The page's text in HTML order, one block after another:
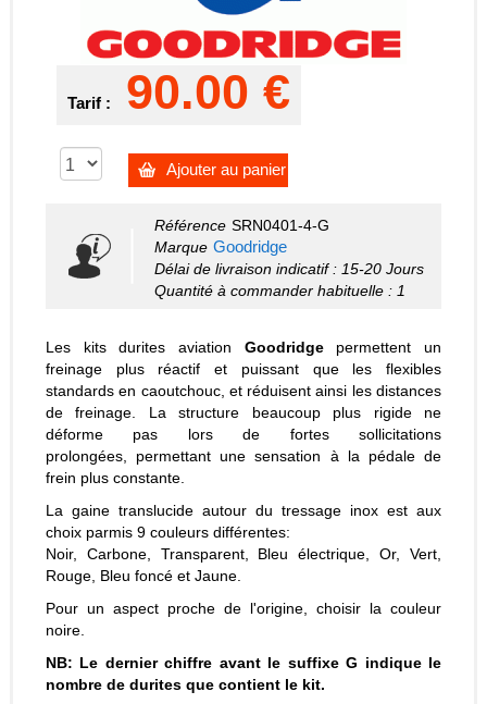
Tarif : 90.00 €
Ajouter au panier
Référence SRN0401-4-G
Marque Goodridge
Délai de livraison indicatif : 15-20 Jours
Quantité à commander habituelle : 1
Les kits durites aviation Goodridgepermettent un
freinage plus réactif et puissant que les flexibles
standards en caoutchouc, et réduisent ainsi les distances
de freinage. La structure beaucoup plus rigide ne
déforme pas lors de fortes sollicitations
prolongées, permettant une sensation à la pédale de
frein plus constante.
La gaine translucide autour du tressage inox est aux
choix parmis 9 couleurs différentes:
Noir, Carbone, Transparent, Bleu électrique, Or, Vert,
Rouge, Bleu foncé et Jaune.
Pour un aspect proche de l'origine, choisir la couleur
noire.
NB: Le dernier chiffre avant le suffixe G indique le
nombre de durites que contient le kit.